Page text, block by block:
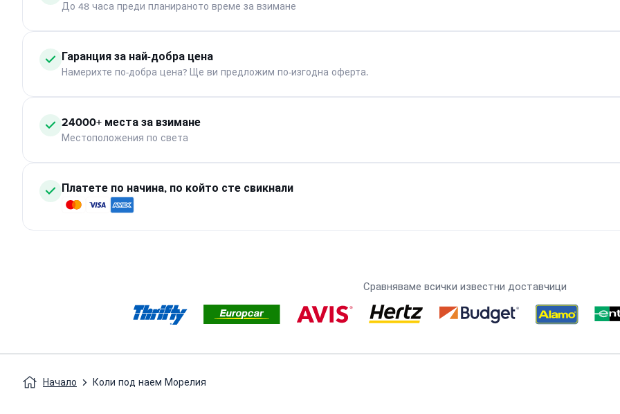
До 48 часа преди планираното време за взимане
Гаранция за най-добра цена
Намерихте по-добра цена? Ще ви предложим по-изгодна оферта.
24000+ места за взимане
Местоположения по света
Платете по начина, по който сте свикнали
Сравняваме всички известни доставчици
Начало Коли под наем Морелия